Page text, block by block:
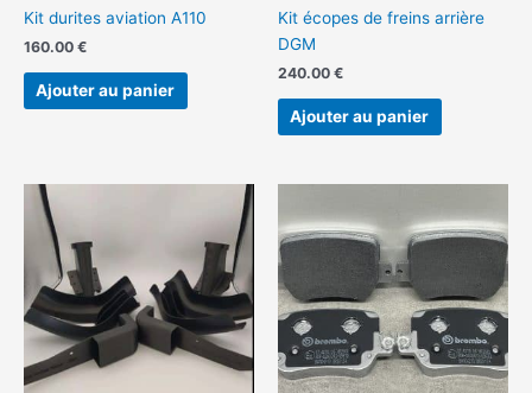
Kit durites aviation A110
160.00 €
Ajouter au panier
Kit écopes de freins arrière
DGM
240.00 €
Ajouter au panier